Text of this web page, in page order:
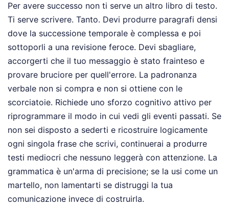
Per avere successo non ti serve un altro libro di testo.
Ti serve scrivere. Tanto. Devi produrre paragrafi densi
dove la successione temporale è complessa e poi
sottoporli a una revisione feroce. Devi sbagliare,
accorgerti che il tuo messaggio è stato frainteso e
provare bruciore per quell'errore. La padronanza
verbale non si compra e non si ottiene con le
scorciatoie. Richiede uno sforzo cognitivo attivo per
riprogrammare il modo in cui vedi gli eventi passati. Se
non sei disposto a sederti e ricostruire logicamente
ogni singola frase che scrivi, continuerai a produrre
testi mediocri che nessuno leggerà con attenzione. La
grammatica è un'arma di precisione; se la usi come un
martello, non lamentarti se distruggi la tua
comunicazione invece di costruirla.